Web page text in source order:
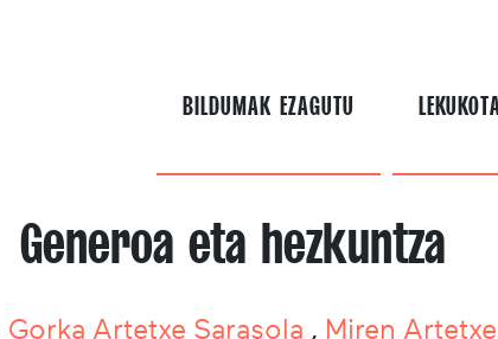
BILDUMAK EZAGUTU
Generoa eta hezkuntza
Gorka Artetxe Sarasola , Miren